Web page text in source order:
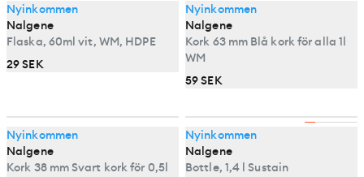
Nyinkommen
Nalgene
Flaska, 60ml vit, WM, HDPE
29 SEK
Nyinkommen
Nalgene
Kork 63 mm Blå kork för alla 1l
WM
59 SEK
Nyinkommen
Nalgene
Kork 38 mm Svart kork för 0,5l
Nyinkommen
Nalgene
Bottle, 1,4 l Sustain